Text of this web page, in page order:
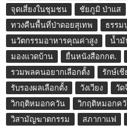
จุดเสี่ยงในชุมชน
ชัยภูมิ ป่าแส
ทวงคืนพื้นที่ป่าดอยสุเทพ
ธรร
นวัตกรรมอาหารคุณค่าสูง
น้ำมั
มองแวดบ้าน
ยื่นหนังสือกกต.
รวมพลคนอยากเลือกตั้ง
รักษ์เชี
รับรองผลเลือกตั้ง
วังเวียง วัด
วิกฤติหมอกควัน
วิกฤติหมอกค
วิสามัญฆาตกรรม
สภากาแฟ